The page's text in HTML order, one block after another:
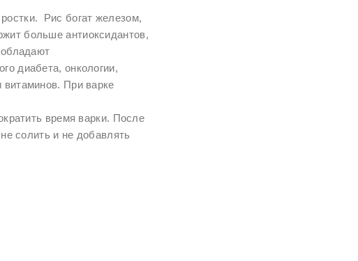
Рис богат железом,
больше антиоксидантов,
диабета, онкологии,
При варке
время варки. После
солить и не добавлять